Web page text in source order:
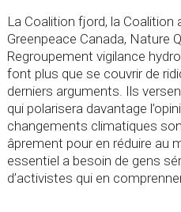
La Coalition fjord, la Coalition
Greenpeace Canada, Nature
Regroupement vigilance
font plus que se couvrir de
derniers arguments. Ils
qui polarisera davantage
changements climatiques
âprement pour en réduire au
essentiel a besoin de gens
d’activistes qui en